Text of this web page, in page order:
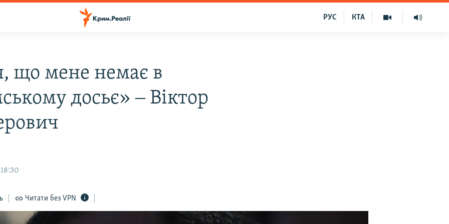
КТА
РУС
що мене немає в
досьє» ‒ Віктор
Читати без VPN